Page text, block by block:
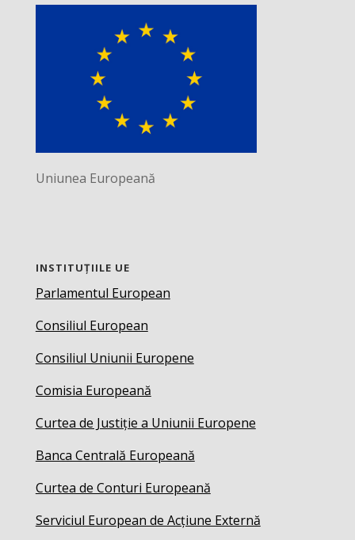
Uniunea Europeană
INSTITUȚIILE UE
Parlamentul European
Consiliul European
Consiliul Uniunii Europene
Comisia Europeană
Curtea de Justiție a Uniunii Europene
Banca Centrală Europeană
Curtea de Conturi Europeană
Serviciul European de Acțiune Externă